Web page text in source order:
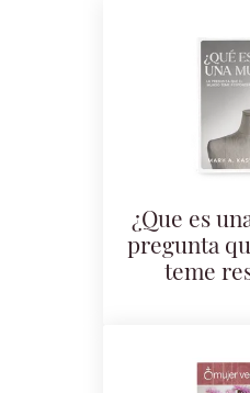
¿Que es
pregunta
teme